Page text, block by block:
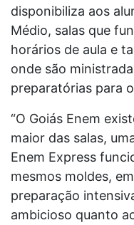
disponibiliza aos
Médio, salas que
horários de aula e
onde são
preparatórias para
“O Goiás Enem
maior das salas,
Enem Express
mesmos moldes,
preparação
ambicioso quanto